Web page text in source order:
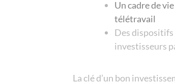
Un cadre de
télétravail
Des dispositifs
investisseurs
La clé d’un bon